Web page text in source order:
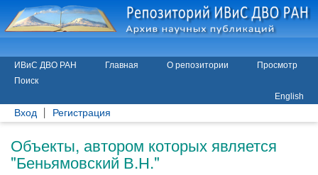
ИВиС ДВО РАН Главная О репозитории
Просмотр
Поиск
English
Вход Регистрация
Объекты, автором которых является
"Беньямовский В.Н."